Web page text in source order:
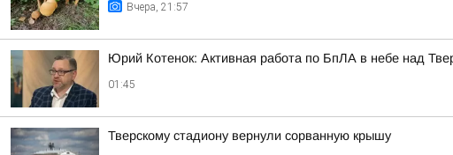
Вчера, 21:57
Юрий Котенок: Активная работа по БпЛА в небе над
01:45
Тверскому стадиону вернули сорванную крышу